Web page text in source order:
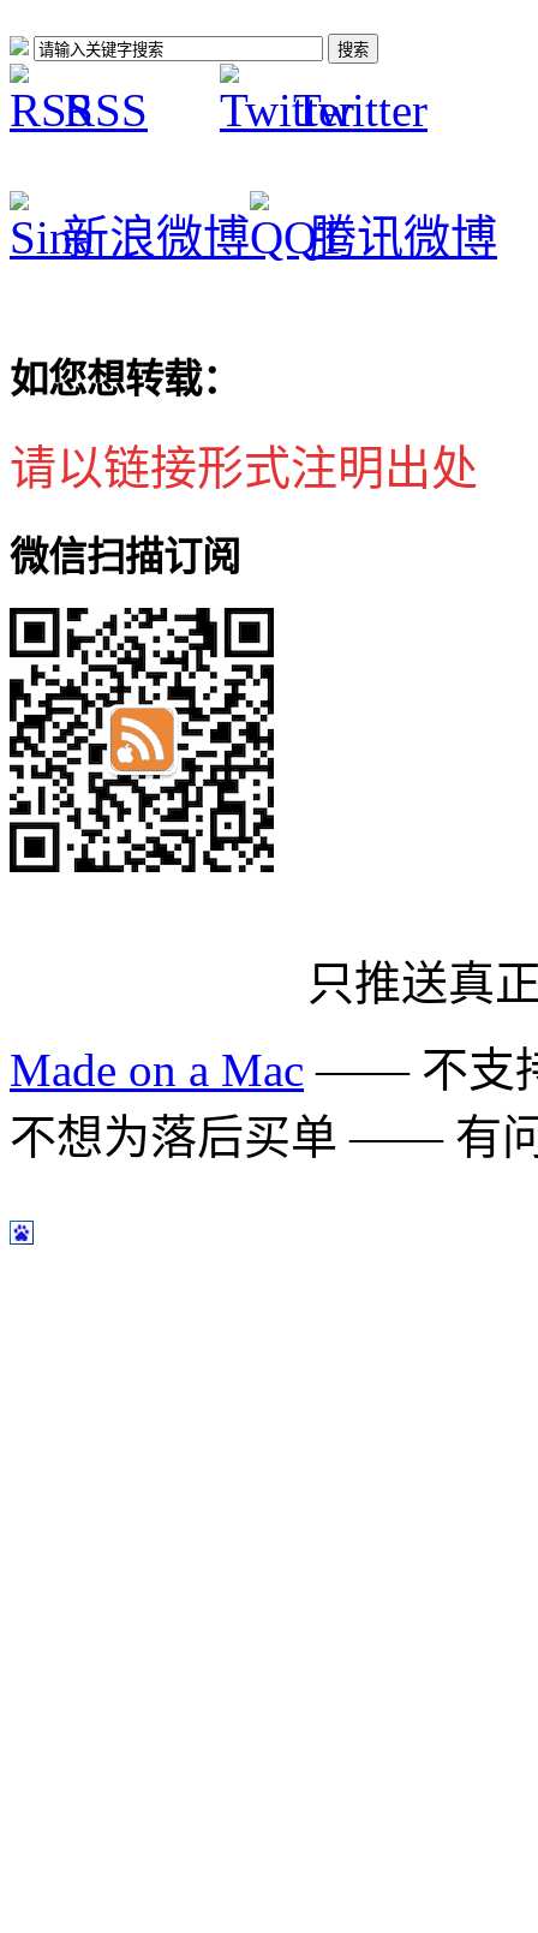
RSS Twitter
新浪微博 腾讯微博
如您想转载：
请以链接形式注明出处
微信扫描订阅
只推送真
Made on a Mac —— 不支
不想为落后买单 —— 有